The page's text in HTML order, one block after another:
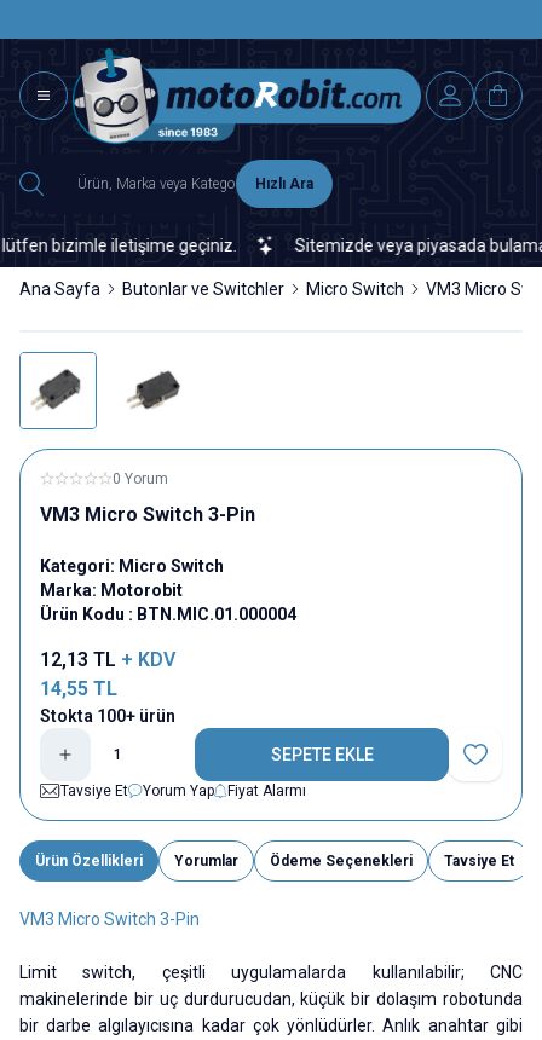
Hızlı Ara
bizimle iletişime geçiniz. Sitemizde veya piyasada
Ana Sayfa Butonlar ve Switchler Micro Switch VM3 Micro
0 Yorum
VM3 Micro Switch 3-Pin
Kategori: Micro Switch
Marka: Motorobit
Ürün Kodu : BTN.MIC.01.000004
12,13 TL + KDV
14,55 TL
Stokta 100+ ürün
SEPETE EKLE
Favoriye
Tavsiye Et
Yorum Yap Fiyat Alarmı
Ürün Özellikleri Yorumlar Ödeme Seçenekleri Tavsiye Et
VM3 Micro Switch 3-Pin
Limit switch, çeşitli uygulamalarda kullanılabilir; CNC
makinelerinde bir uç durdurucudan, küçük bir dolaşım robotunda
bir darbe algılayıcısına kadar çok yönlüdürler. Anlık anahtar gibi